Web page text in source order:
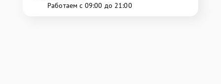
Работаем с 09:00 до 21:00